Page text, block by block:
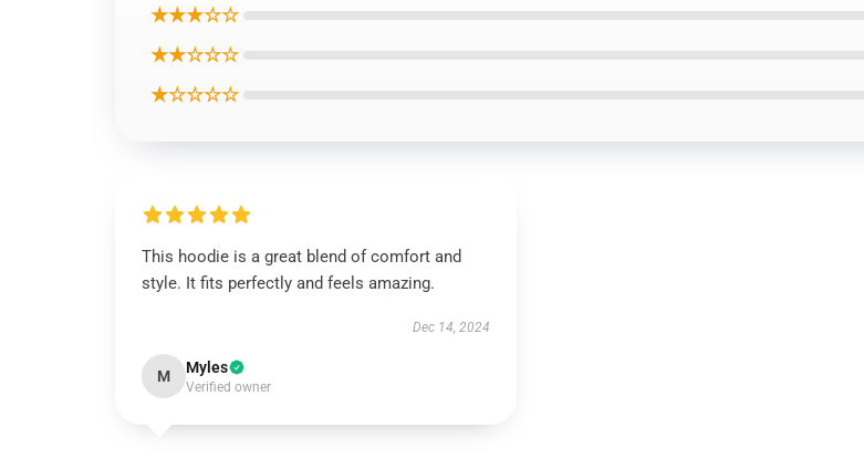
★★★☆☆
★★☆☆☆
★☆☆☆☆
This hoodie is a great blend of comfort and
style. It fits perfectly and feels amazing.
Dec 14, 2024
M Myles
Verified owner